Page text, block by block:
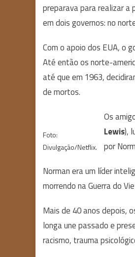
preparava para realizar a
em dois governos: no
Com o apoio dos EUA, o
Até então os norte-
até que em 1963,
de mortos.
Foto:
Divulgação/Netflix.
Os
Lewis),
por
Norman era um líder
morrendo na Guerra do
Mais de 40 anos depois,
longa une passado e
racismo, trauma